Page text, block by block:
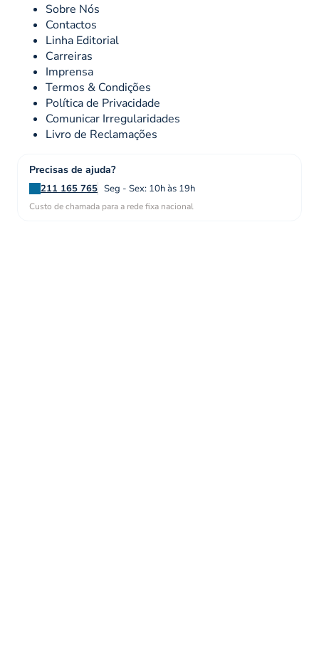
Sobre Nós
Contactos
Linha Editorial
Carreiras
Imprensa
Termos & Condições
Política de Privacidade
Comunicar Irregularidades
Livro de Reclamações
Precisas de ajuda?
211 165 765 Seg - Sex: 10h às 19h
Custo de chamada para a rede fixa nacional